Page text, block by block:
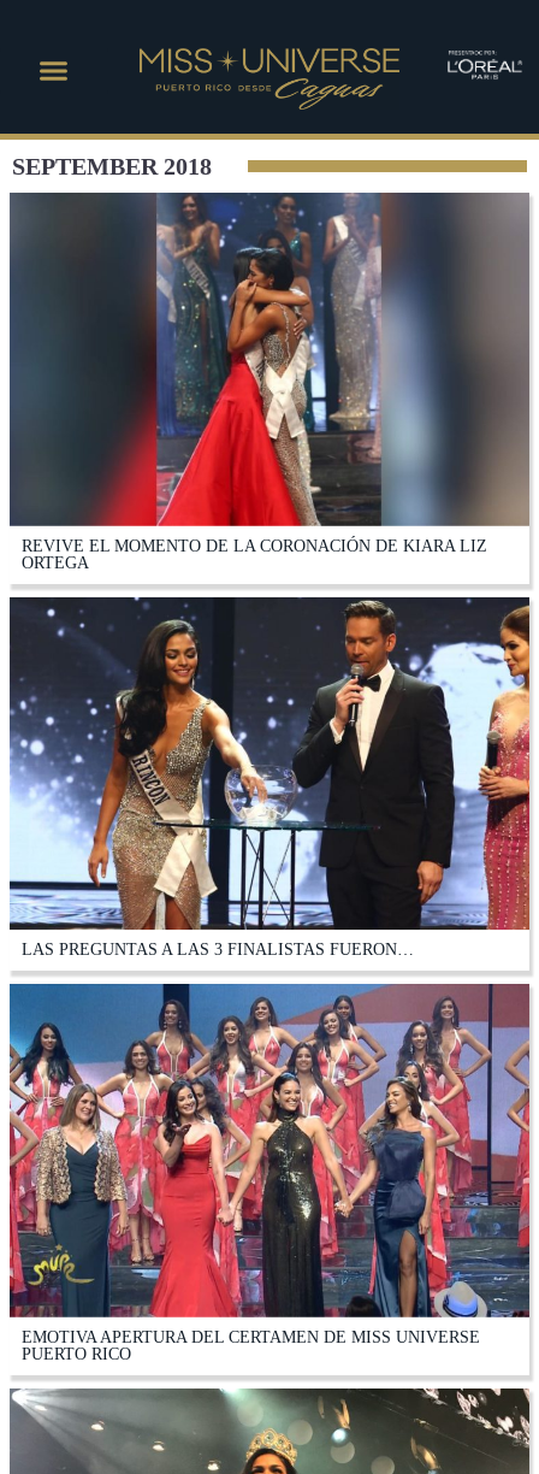
SEPTEMBER 2018
REVIVE EL MOMENTO DE LA CORONACIÓN DE KIARA LIZ
ORTEGA
LAS PREGUNTAS A LAS 3 FINALISTAS FUERON…
EMOTIVA APERTURA DEL CERTAMEN DE MISS UNIVERSE
PUERTO RICO